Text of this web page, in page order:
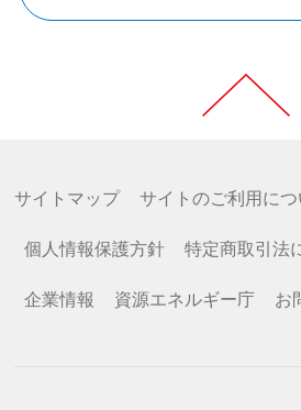
サイトマップ サイトのご利用につ
個人情報保護方針 特定商取引法
企業情報 資源エネルギー庁 お